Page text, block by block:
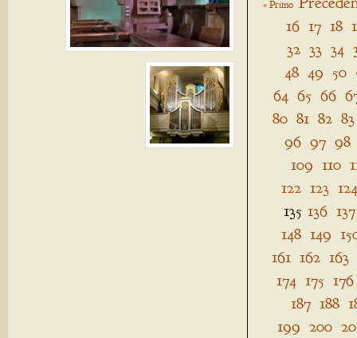
« Primo
16 17 18
32 33 34
48 49 50
64 65 66
80 81 82 83
96 97 98
109 110
122 123 124
135 136 137
148 149
161 162 163
174 175 176
187 188
199 200